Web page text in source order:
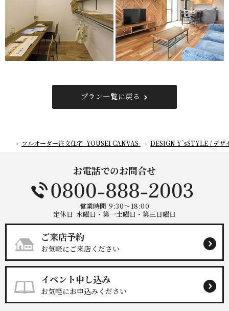
プラン一覧に戻る
ホーム
フルオーダー注文住宅 -YOUSEI CANVAS- DESIGN Y`sSTYLE / デザ
お電話でのお問合せ
営業時間 9:30～18:00
定休日 水曜日・第一土曜日・第三日曜日
ご来店予約
お気軽にご来店ください
イベント申し込み
お気軽にお申込みください